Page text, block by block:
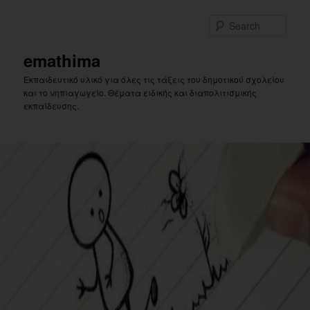
emathima
Εκπαιδευτικό υλικό για όλες τις τάξεις του δημοτικού σχολείου
και το νηπιαγωγείο. Θέματα ειδικής και διαπολιτισμικής
εκπαίδευσης.